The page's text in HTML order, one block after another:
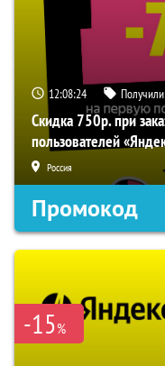
12:08:24
Скидка 750р. при
пользователей
Россия
Промокод
-15%